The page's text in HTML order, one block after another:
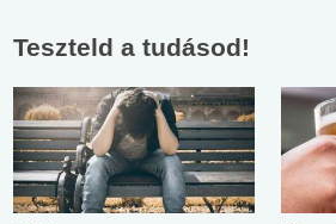
Teszteld a tudásod!